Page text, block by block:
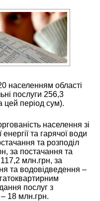
населенням області
послуги 256,3
цей період сум).
населення зі
та гарячої води
та розподіл
за постачання та
117,2 млн.грн, за
та водовідведення –
послуг з
– 18 млн.грн.